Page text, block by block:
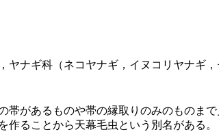
ナギ科（ネコヤナギ，イヌコリヤナギ
があるものや帯の縁取りのみのものまで
ることから天幕毛虫という別名がある。